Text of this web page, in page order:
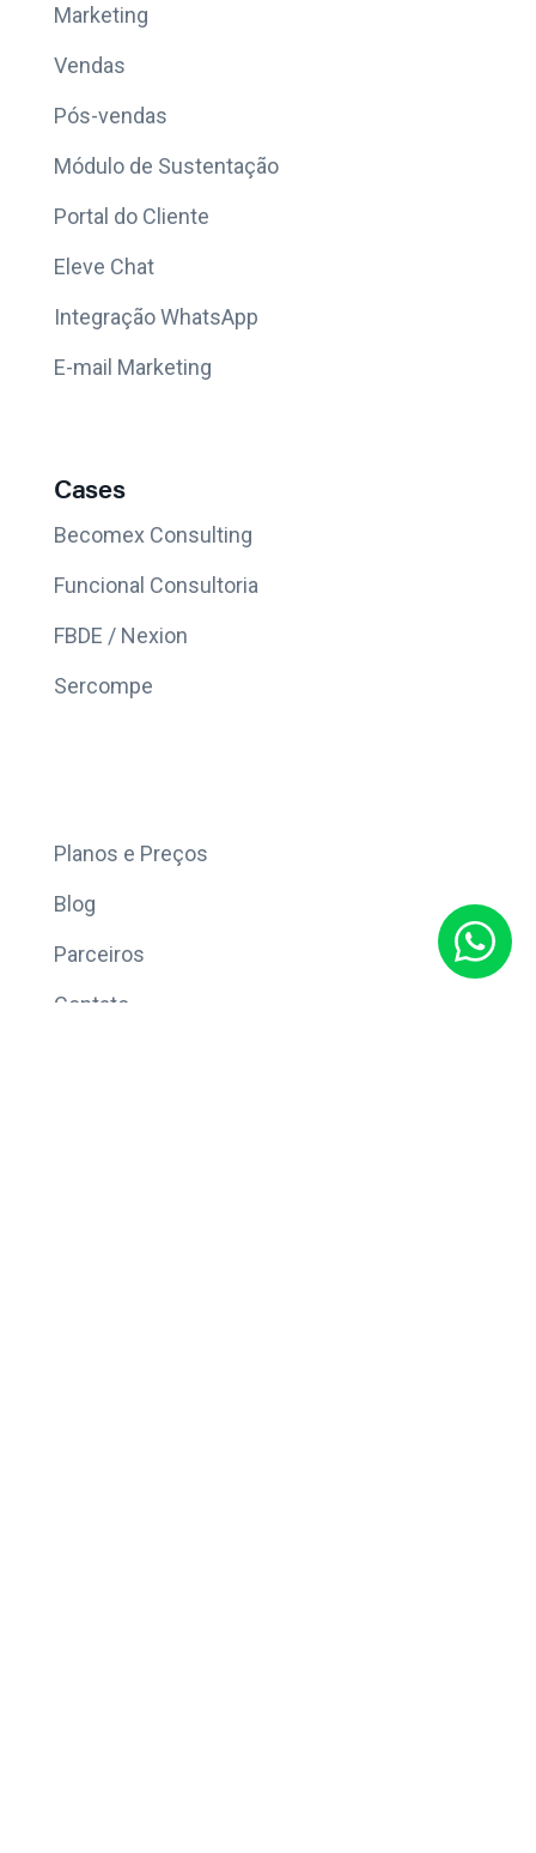
Marketing
Vendas
Pós-vendas
Módulo de Sustentação
Portal do Cliente
Eleve Chat
Integração WhatsApp
E-mail Marketing
Cases
Becomex Consulting
Funcional Consultoria
FBDE / Nexion
Sercompe
Planos e Preços
Blog
Parceiros
Contato